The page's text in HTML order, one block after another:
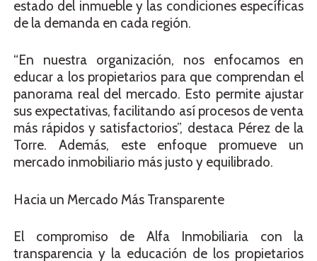
estado del inmueble y las condiciones específicas
de la demanda en cada región.
“En nuestra organización, nos enfocamos en
educar a los propietarios para que comprendan el
panorama real del mercado. Esto permite ajustar
sus expectativas, facilitando así procesos de venta
más rápidos y satisfactorios”, destaca Pérez de la
Torre. Además, este enfoque promueve un
mercado inmobiliario más justo y equilibrado.
Hacia un Mercado Más Transparente
El compromiso de Alfa Inmobiliaria con la
transparencia y la educación de los propietarios